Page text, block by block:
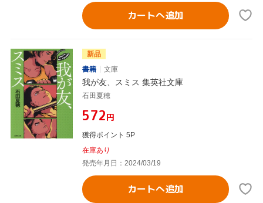
カートへ追加
新品
書籍
文庫
我が友、スミス 集英社文庫
石田夏穂
¥572円
獲得ポイント 5P
在庫あり
発売年月日：2024/03/19
カートへ追加